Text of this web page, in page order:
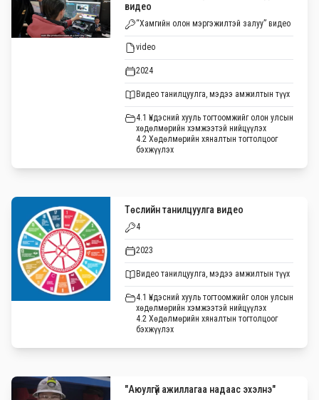
видео
“Хамгийн олон мэргэжилтэй залуу” видео
video
2024
Видео танилцуулга, мэдээ амжилтын түүх
4.1 Үндэсний хууль тогтоомжийг олон улсын
хөдөлмөрийн хэмжээтэй нийцүүлэх
4.2 Хөдөлмөрийн хяналтын тогтолцоог
бэхжүүлэх
Төслийн танилцуулга видео
4
2023
Видео танилцуулга, мэдээ амжилтын түүх
4.1 Үндэсний хууль тогтоомжийг олон улсын
хөдөлмөрийн хэмжээтэй нийцүүлэх
4.2 Хөдөлмөрийн хяналтын тогтолцоог
бэхжүүлэх
"Аюулгүй ажиллагаа надаас эхэлнэ"